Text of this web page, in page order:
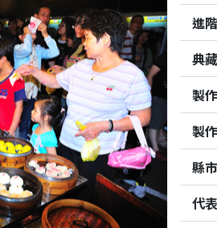
進
典
製
製
縣市
代